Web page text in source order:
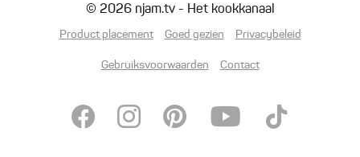
© 2026 njam.tv - Het kookkanaal
Product placement Goed gezien Privacybeleid
Gebruiksvoorwaarden Contact